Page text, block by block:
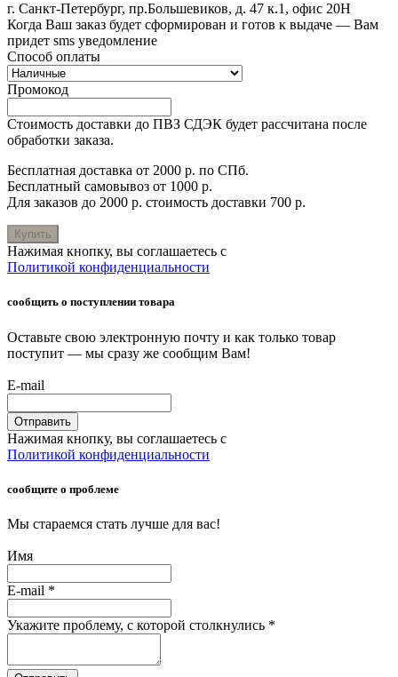
г. Санкт-Петербург, пр.Большевиков, д. 47 к.1, офис 20Н
Когда Ваш заказ будет сформирован и готов к выдаче — Вам
придет sms уведомление
Способ оплаты
Промокод
Стоимость доставки до ПВЗ СДЭК будет рассчитана после
обработки заказа.
Бесплатная доставка от 2000 р. по СПб.
Бесплатный самовывоз от 1000 р.
Для заказов до 2000 р. стоимость доставки 700 р.
Купить
Нажимая кнопку, вы соглашаетесь с
Политикой конфиденциальности
сообщить о поступлении товара
Оставьте свою электронную почту и как только товар
поступит — мы сразу же сообщим Вам!
E-mail
Отправить
Нажимая кнопку, вы соглашаетесь с
Политикой конфиденциальности
сообщите о проблеме
Мы стараемся стать лучше для вас!
Имя
E-mail *
Укажите проблему, с которой столкнулись *